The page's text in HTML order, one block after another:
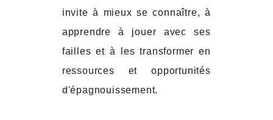
invite à mieux se connaître, à
apprendre à jouer avec ses
failles et à les transformer en
ressources et opportunités
d'épagnouissement.